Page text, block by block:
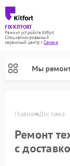
FIX-KITFORT
Ремонт устройств Kitfort
Специализированный
cервисный центр г.Самара
Мы
Главная Доставка
Ремонт
с